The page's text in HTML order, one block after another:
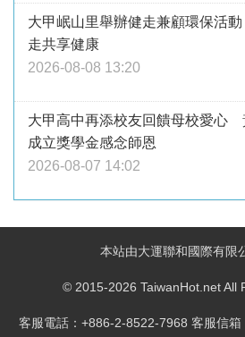
大甲岷山里舉辦健走兼顧環保活
走共享健康
2026-08-08 13:20
大甲高中再添校友回饋母校愛心
成立獎學金感念師恩
2026-08-07 14:02
本站由大運聯和國際有限
© 2015-2026 TaiwanHot.net All
客服電話：+886-2-8522-7968 客服信